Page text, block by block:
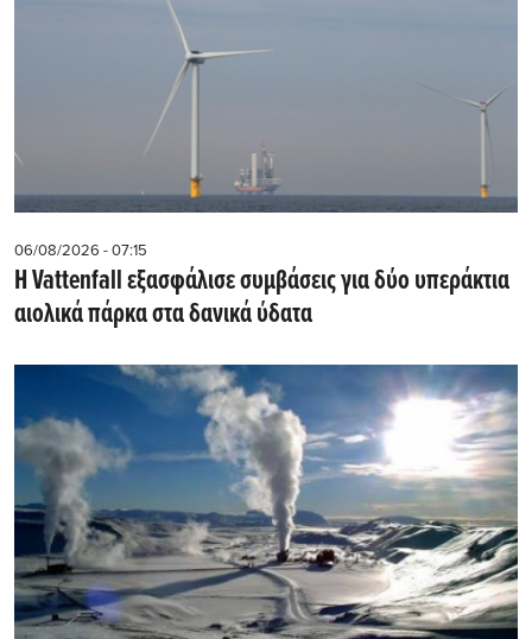
06/08/2026 - 07:15
Η Vattenfall εξασφάλισε συμβάσεις για δύο υπεράκτια
αιολικά πάρκα στα δανικά ύδατα